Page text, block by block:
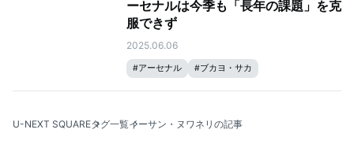
ーセナルは今季も「長年の課題」を克
服できず
2025.06.06
#アーセナル #ブカヨ・サカ
U-NEXT SQUAREタグ一覧イーサン・ヌワネリの記事